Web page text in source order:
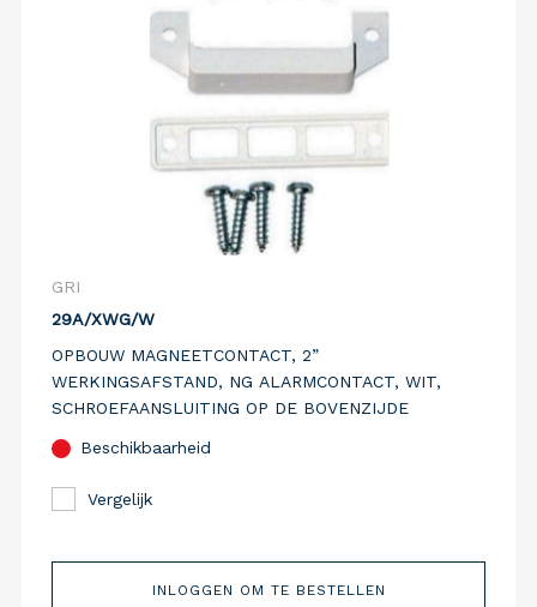
GRI
29A/XWG/W
OPBOUW MAGNEETCONTACT, 2”
WERKINGSAFSTAND, NG ALARMCONTACT, WIT,
SCHROEFAANSLUITING OP DE BOVENZIJDE
Beschikbaarheid
Vergelijk
INLOGGEN OM TE BESTELLEN